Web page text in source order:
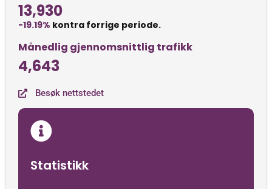
13,930
-19.19% kontra forrige periode.
Månedlig gjennomsnittlig trafikk
4,643
Besøk nettstedet
Statistikk